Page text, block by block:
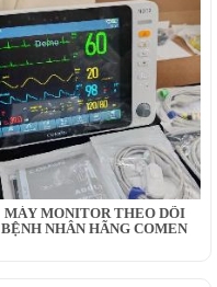
MÁY MONITOR THEO DÕI
BỆNH NHÂN HÃNG COMEN